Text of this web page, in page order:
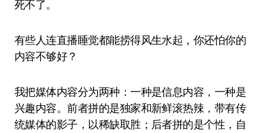
死不了。
有些人连直播睡觉都能捞得风生水起，你还怕你的
内容不够好？
我把媒体内容分为两种：一种是信息内容，一种是
兴趣内容。前者拼的是独家和新鲜滚热辣，带有传
统媒体的影子，以稀缺取胜；后者拼的是个性，自